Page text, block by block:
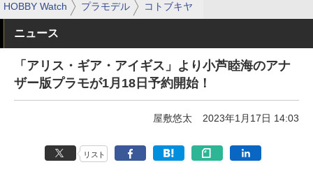
HOBBY Watch プラモデル コトブキヤ
ニュース
「アリス・ギア・アイギス」より小芦睦海のアナ
ザー版プラモが1月18日予約開始！
屋敷悠太 2023年1月17日 14:03
リスト